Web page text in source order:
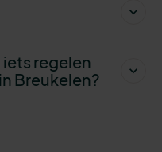
regelen
Breukelen?